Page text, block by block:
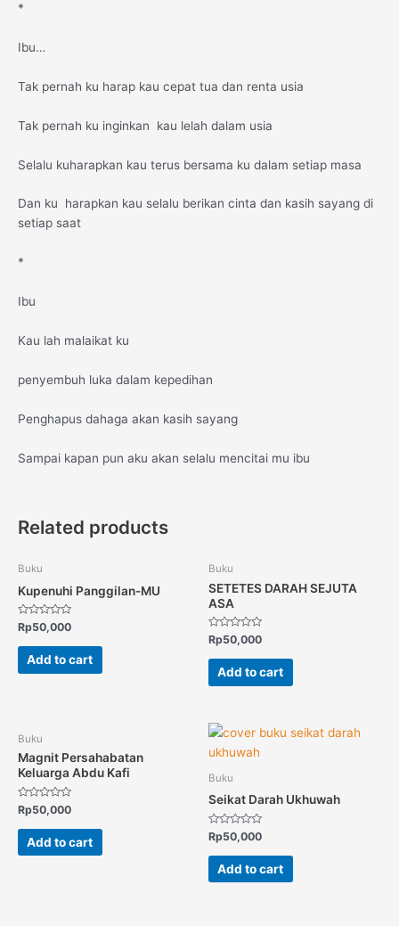
*
Ibu…
Tak pernah ku harap kau cepat tua dan renta usia
Tak pernah ku inginkan kau lelah dalam usia
Selalu kuharapkan kau terus bersama ku dalam setiap masa
Dan ku harapkan kau selalu berikan cinta dan kasih sayang di
setiap saat
*
Ibu
Kau lah malaikat ku
penyembuh luka dalam kepedihan
Penghapus dahaga akan kasih sayang
Sampai kapan pun aku akan selalu mencitai mu ibu
Related products
Buku
Kupenuhi Panggilan-MU
Rated
0
out
Rp50,000
Add to cart
Buku
SETETES DARAH SEJUTA
ASA
Rated
0
out
Rp50,000
Add to cart
Buku
Magnit Persahabatan
Keluarga Abdu Kafi
Rated
0
out
Rp50,000
Add to cart
Buku
Seikat Darah Ukhuwah
Rated
0
out
Rp50,000
Add to cart